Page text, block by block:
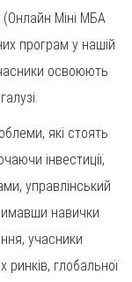
(Онлайн Міні МБА
програм у нашій
освоюють
які стоять
інвестиції,
управлінський
навички
учасники
глобальної